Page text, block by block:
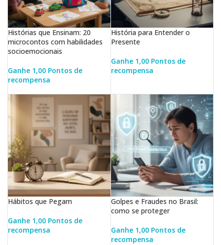
Histórias que Ensinam: 20
microcontos com habilidades
socioemocionais
Ganhe 1,00 Pontos de
recompensa
História para Entender o
Presente
Ganhe 1,00 Pontos de
recompensa
Hábitos que Pegam
Ganhe 1,00 Pontos de
recompensa
Golpes e Fraudes no Brasil:
como se proteger
Ganhe 1,00 Pontos de
recompensa